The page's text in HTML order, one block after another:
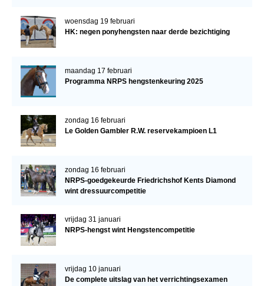
woensdag 19 februari
HK: negen ponyhengsten naar derde bezichtiging
maandag 17 februari
Programma NRPS hengstenkeuring 2025
zondag 16 februari
Le Golden Gambler R.W. reservekampioen L1
zondag 16 februari
NRPS-goedgekeurde Friedrichshof Kents Diamond
wint dressuurcompetitie
vrijdag 31 januari
NRPS-hengst wint Hengstencompetitie
vrijdag 10 januari
De complete uitslag van het verrichtingsexamen